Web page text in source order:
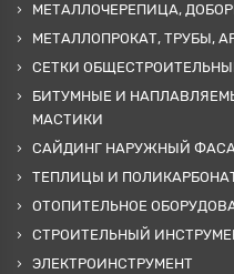
МЕТАЛЛОЧЕРЕПИЦА,
МЕТАЛЛОПРОКАТ, ТРУБЫ,
СЕТКИ
БИТУМНЫЕ И
МАСТИКИ
САЙДИНГ НАРУЖНЫЙ
ТЕПЛИЦЫ И
ОТОПИТЕЛЬНОЕ
СТРОИТЕЛЬНЫЙ
ЭЛЕКТРОИНСТРУМЕНТ